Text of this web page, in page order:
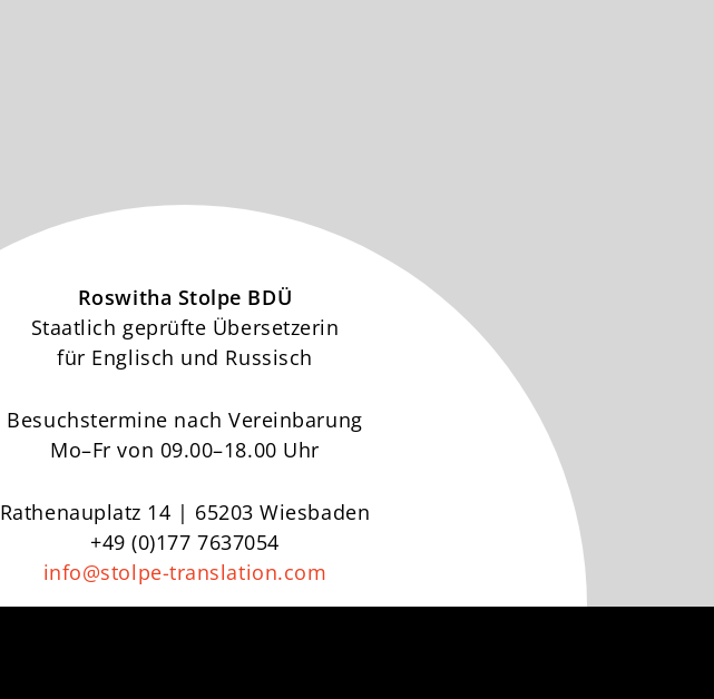
Roswitha Stolpe BDÜ
Staatlich geprüfte Übersetzerin
für Englisch und Russisch
Besuchstermine nach Vereinbarung
Mo–Fr von 09.00–18.00 Uhr
Rathenauplatz 14 | 65203 Wiesbaden
+49 (0)177 7637054
info@stolpe-translation.com